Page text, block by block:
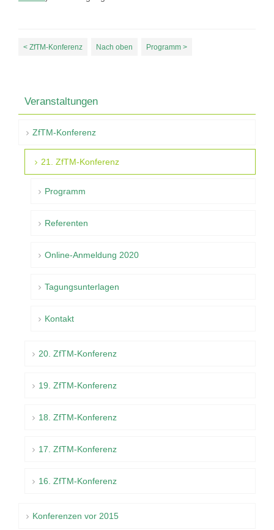
< ZfTM-Konferenz Nach oben Programm >
Veranstaltungen
ZfTM-Konferenz
21. ZfTM-Konferenz
Programm
Referenten
Online-Anmeldung 2020
Tagungsunterlagen
Kontakt
20. ZfTM-Konferenz
19. ZfTM-Konferenz
18. ZfTM-Konferenz
17. ZfTM-Konferenz
16. ZfTM-Konferenz
Konferenzen vor 2015